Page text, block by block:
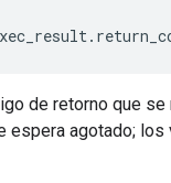
de retorno que
espera agotado; los